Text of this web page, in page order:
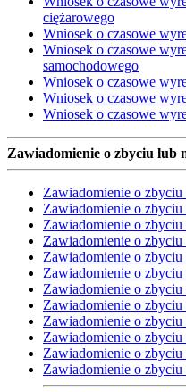
ciężarowego
Wniosek o czasowe
Wniosek o czasowe
samochodowego
Wniosek o czasowe
Wniosek o czasowe
Wniosek o czasowe
Zawiadomienie o zbyciu lub
Zawiadomienie o zbyciu
Zawiadomienie o zbyciu
Zawiadomienie o
Zawiadomienie o
Zawiadomienie o zbyciu
Zawiadomienie o zbyciu
Zawiadomienie o
Zawiadomienie o zbyciu
Zawiadomienie o zbyciu
Zawiadomienie o zbyciu
Zawiadomienie o
Zawiadomienie o zbyciu